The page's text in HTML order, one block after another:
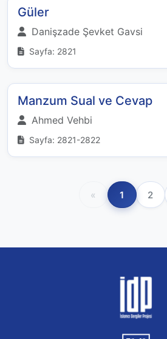
Güler
Danişzade Şevket Gavsi
Sayfa: 2821
Manzum Sual ve Cevap
Ahmed Vehbi
Sayfa: 2821-2822
« 1 2